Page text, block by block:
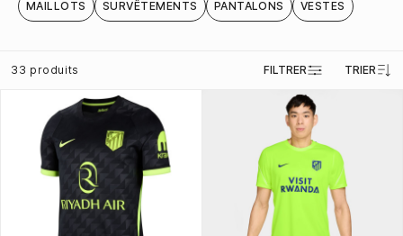
l'Atletico, et bien plus encore.
MAILLOTS SURVÊTEMENTS PANTALONS VESTES
33 produits FILTRER TRIER